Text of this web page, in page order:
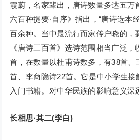
霞蔚，名家辈出，唐诗数量多达五万
六百种提要·自序》指出，“唐诗选本
百余种。当中最流行而家传户晓的，
《唐诗三百首》选诗范围相当广泛
首，在数量以杜甫诗数多，有38首、
首、李商隐诗22首。它是中小学生接
入门书籍。对中华民族的影响意义深
长相思·其二(李白)